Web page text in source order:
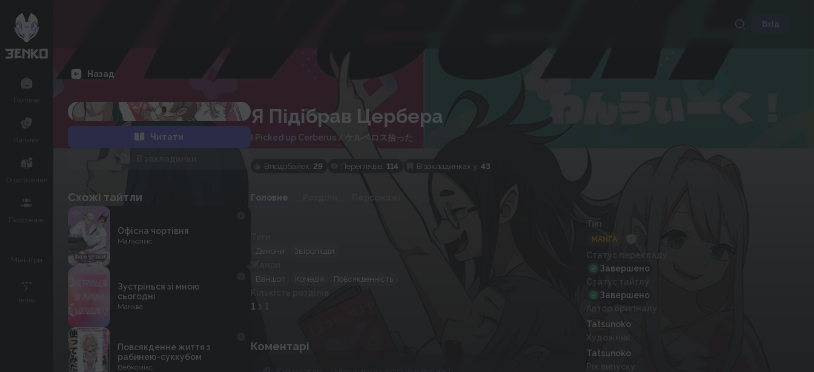
Вхід
Головна
Каталог
Оголошення
Персонажі
Міні-Ігри
Інше
Назад
Читати
Схожі тайтли
Офісна чортівня
Мальопис
Зустрінься зі мною
сьогодні
Манхва
Повсякденне життя з
рабинею-суккубом
Вебкомікс
Я Підібрав Цербера
I Picked up Cerberus / ケルベロス拾った
Вподобайок: 29 Переглядів: 114 В закладинках у: 43
Головне Персонажі
Демони Звіролюди
Ваншот Комедія Повсякденність
Кількість розділів
1 з 1
Коментарі
Тип
МАНҐА
Статус перекладу
Завершено
Статус тайтлу
Завершено
Автор оригіналу
Tatsunoko
Художник
Tatsunoko
Рік випуску